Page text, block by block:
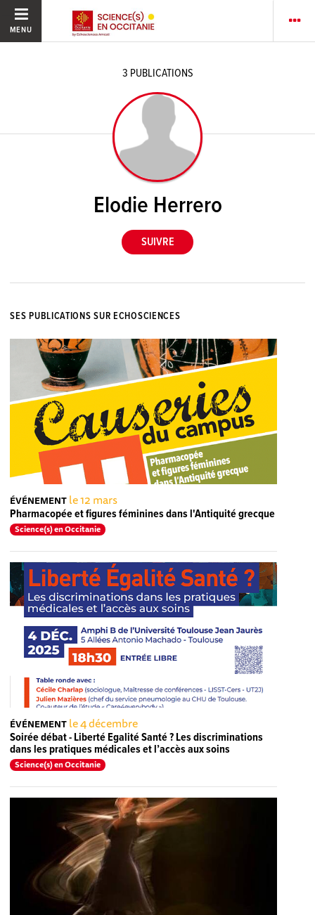
MENU
3 PUBLICATIONS
Elodie Herrero
SES PUBLICATIONS SUR ECHOSCIENCES
ÉVÉNEMENT le 12 mars
Pharmacopée et figures féminines dans l'Antiquité grecque
Science(s) en Occitanie
ÉVÉNEMENT le 4 décembre
Soirée débat - Liberté Egalité Santé ? Les discriminations
dans les pratiques médicales et l’accès aux soins
Science(s) en Occitanie